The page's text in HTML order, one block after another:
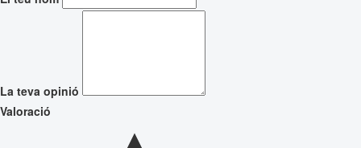
La teva opinió
Valoració